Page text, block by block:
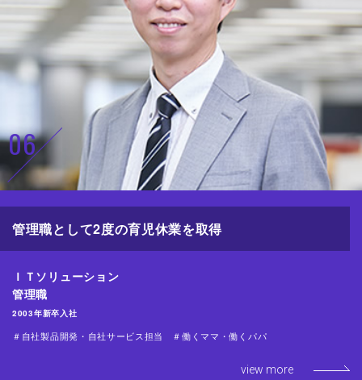
06
管理職として2度の育児休業を取得
ＩＴソリューション
管理職
2003年新卒入社
＃自社製品開発・自社サービス担当 ＃働くママ・働くパパ
view more